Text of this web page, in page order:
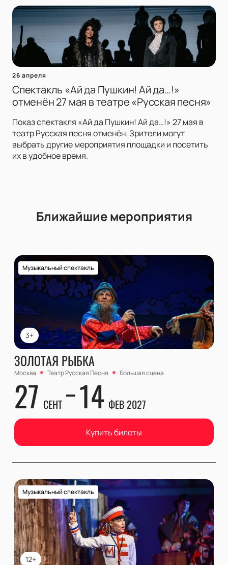
26 апреля
Спектакль «Ай да Пушкин! Ай да…!»
отменён 27 мая в театре «Русская песня»
Показ спектакля «Ай да Пушкин! Ай да…!» 27 мая в
театр Русская песня отменён. Зрители могут
выбрать другие мероприятия площадки и посетить
их в удобное время.
Ближайшие мероприятия
3+
Музыкальный спектакль
ЗОЛОТАЯ РЫБКА
Москва Театр Русская Песня Большая сцена
27 СЕНТ 14 ФЕВ 2027
Купить билеты
12+
Музыкальный спектакль